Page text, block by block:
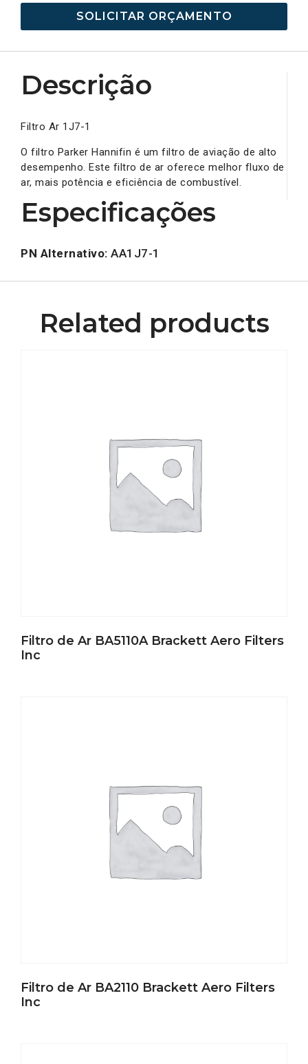
SOLICITAR ORÇAMENTO
Descrição
Filtro Ar 1J7-1
O filtro Parker Hannifin é um filtro de aviação de alto
desempenho. Este filtro de ar oferece melhor fluxo de
ar, mais potência e eficiência de combustível.
Especificações
PN Alternativo: AA1J7-1
Related products
Filtro de Ar BA5110A Brackett Aero Filters
Inc
Filtro de Ar BA2110 Brackett Aero Filters
Inc